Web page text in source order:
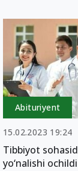
Abituriyent
15.02.2023 19:24
Tibbiyot
yo‘nalishi ochildi